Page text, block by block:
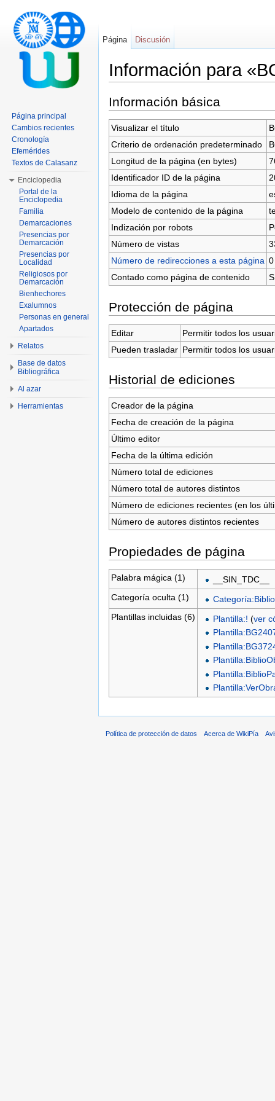
Información para
Información básica
Visualizar el título
Criterio de ordenación predeterminado
Longitud de la página (en bytes)
Identificador ID de la página
Idioma de la página
Modelo de contenido de la página
Indización por robots
Número de vistas
Número de redirecciones a esta página 0
Contado como página de contenido
Protección de página
Editar
Permitir todos los
Pueden trasladar Permitir todos los
Historial de ediciones
Creador de la página
Fecha de creación de la página
Último editor
Fecha de la última edición
Número total de ediciones
Número total de autores distintos
Número de ediciones recientes (en los
Número de autores distintos recientes
Propiedades de página
Palabra mágica (1)
__SIN_TDC__
Categoría oculta (1)
Plantillas incluidas (6)
Plantilla:! (ver
Página Discusión
Página principal
Cambios recientes
Cronología
Efemérides
Textos de Calasanz
Enciclopedia
Portal de la
Enciclopedia
Familia
Demarcaciones
Presencias por
Demarcación
Presencias por
Localidad
Religiosos por
Demarcación
Bienhechores
Exalumnos
Personas en general
Apartados
Relatos
Base de datos
Bibliográfica
Al azar
Herramientas
Política de protección de datos Acerca de WikiPía